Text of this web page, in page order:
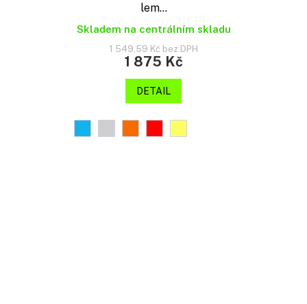
lem...
Skladem na centrálním skladu
1 549,59 Kč bez DPH
1 875 Kč
DETAIL